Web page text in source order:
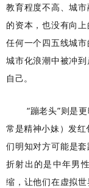
教育程度不高、城
的资本，也没有向
任何一个四五线城
城市化浪潮中被冲
自己。
“蹦老头”则是
常是精神小妹）发
们明知对方可能是
折射出的是中年男
缩，让他们在虚拟